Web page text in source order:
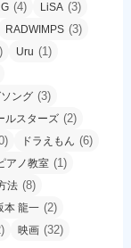
(4) LiSA (3)
RADWIMPS (3)
Uru (1)
ング (3)
ルスターズ (2)
ドラえもん (6)
アノ教室 (1)
法 (8)
本 龍一 (2)
映画 (32)